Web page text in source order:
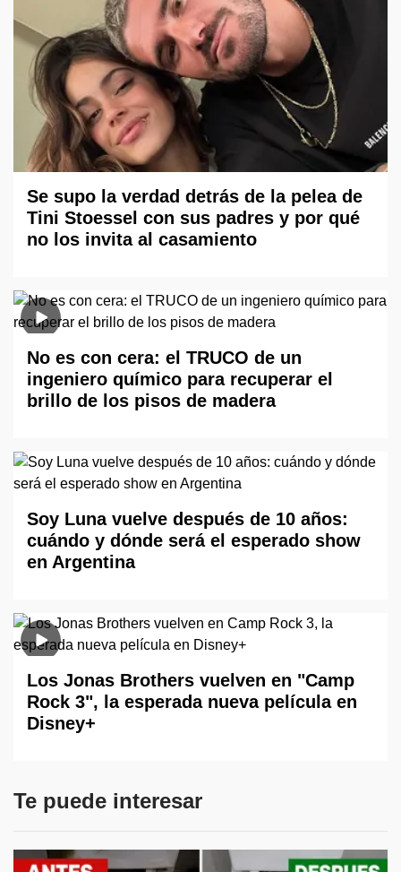
Se supo la verdad detrás de la pelea de
Tini Stoessel con sus padres y por qué
no los invita al casamiento
No es con cera: el TRUCO de un
ingeniero químico para recuperar el
brillo de los pisos de madera
Soy Luna vuelve después de 10 años:
cuándo y dónde será el esperado show
en Argentina
Los Jonas Brothers vuelven en "Camp
Rock 3", la esperada nueva película en
Disney+
Te puede interesar